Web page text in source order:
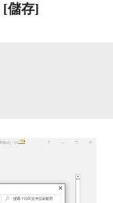
[儲存]